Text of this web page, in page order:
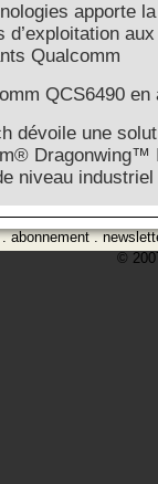
apporte
d’exploitation
Qualcomm
QCS6490
dévoile une
Dragonwing™
niveau industriel
abonnement.
©